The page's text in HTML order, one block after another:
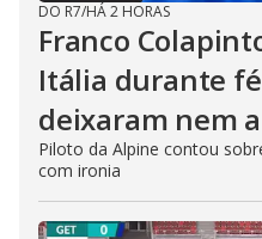
DO R7/HÁ 2 HORAS
Franco
Itália durante
deixaram nem
Piloto da Alpine contou
com ironia